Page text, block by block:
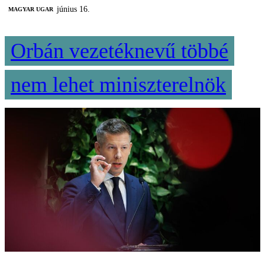
MAGYAR UGAR június 16.
Orbán vezetéknevű többé
nem lehet miniszterelnök